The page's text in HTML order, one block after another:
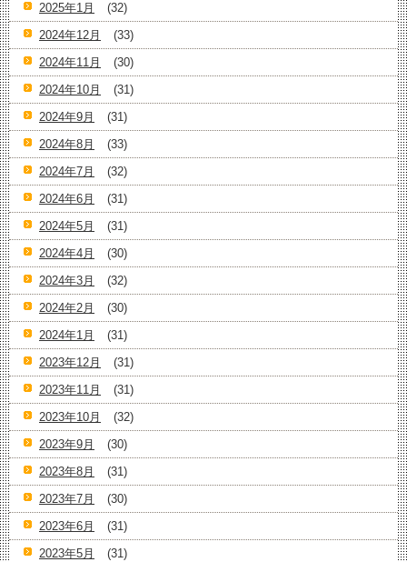
2025年1月
(32)
2024年12月
(33)
2024年11月
(30)
2024年10月
(31)
2024年9月
(31)
2024年8月
(33)
2024年7月
(32)
2024年6月
(31)
2024年5月
(31)
2024年4月
(30)
2024年3月
(32)
2024年2月
(30)
2024年1月
(31)
2023年12月
(31)
2023年11月
(31)
2023年10月
(32)
2023年9月
(30)
2023年8月
(31)
2023年7月
(30)
2023年6月
(31)
2023年5月
(31)